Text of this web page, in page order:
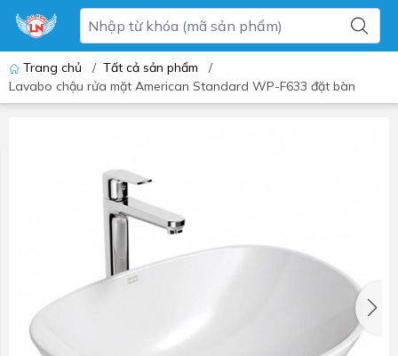
Trang chủ / Tất cả sản phẩm
/
Lavabo chậu rửa mặt American Standard WP-F633 đặt bàn